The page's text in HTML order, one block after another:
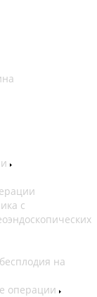
с
на
операции